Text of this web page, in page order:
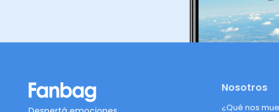
Nosotros
¿Qué nos